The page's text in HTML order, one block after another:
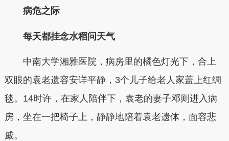
病危之际
每天都挂念水稻问天气
中南大学湘雅医院，病房里的橘色灯光下，合上
双眼的袁老遗容安详平静，3个儿子给老人家盖上红绸
毯。14时许，在家人陪伴下，袁老的妻子邓则进入病
房，坐在一把椅子上，静静地陪着袁老遗体，面容悲
戚。